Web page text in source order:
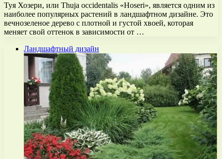
Туя Хозери, или Thuja occidentalis «Hoseri», является одним из
наиболее популярных растений в ландшафтном дизайне. Это
вечнозеленое дерево с плотной и густой хвоей, которая
меняет свой оттенок в зависимости от …
Ландшафтный дизайн